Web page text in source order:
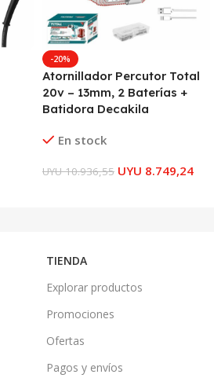
-20%
Atornillador Percutor Total
20v – 13mm, 2 Baterías +
Batidora Decakila
En stock
UYU10.936,55 UYU 8.749,24
TIENDA
Explorar productos
Promociones
Ofertas
Pagos y envíos